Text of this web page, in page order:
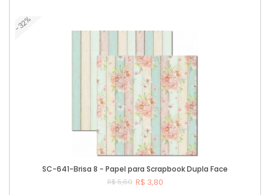
-32%
SC-641-Brisa 8 - Papel para Scrapbook Dupla Face
R$ 5,60 R$ 3,80